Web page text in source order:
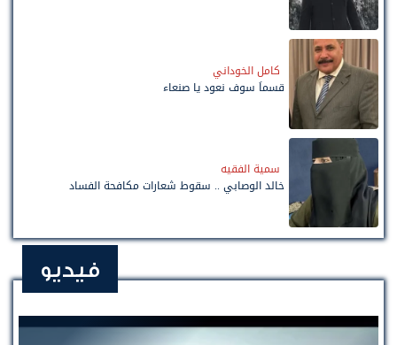
كامل الخوداني
قسماً سوف نعود يا صنعاء
سمية الفقيه
خالد الوصابي .. سقوط شعارات مكافحة الفساد
فيديو